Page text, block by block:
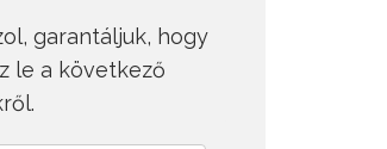
garantáljuk, hogy
le a következő